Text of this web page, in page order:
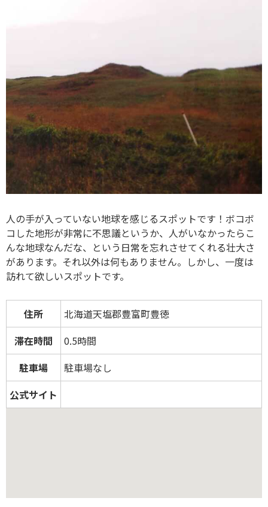
人の手が入っていない地球を感じるスポットです！ボコボ
コした地形が非常に不思議というか、人がいなかったらこ
んな地球なんだな、という日常を忘れさせてくれる壮大さ
があります。それ以外は何もありません。しかし、一度は
訪れて欲しいスポットです。
住所
北海道天塩郡豊富町豊徳
滞在時間
0.5時間
駐車場
駐車場なし
公式サイト